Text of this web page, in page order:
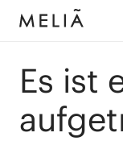
Es ist